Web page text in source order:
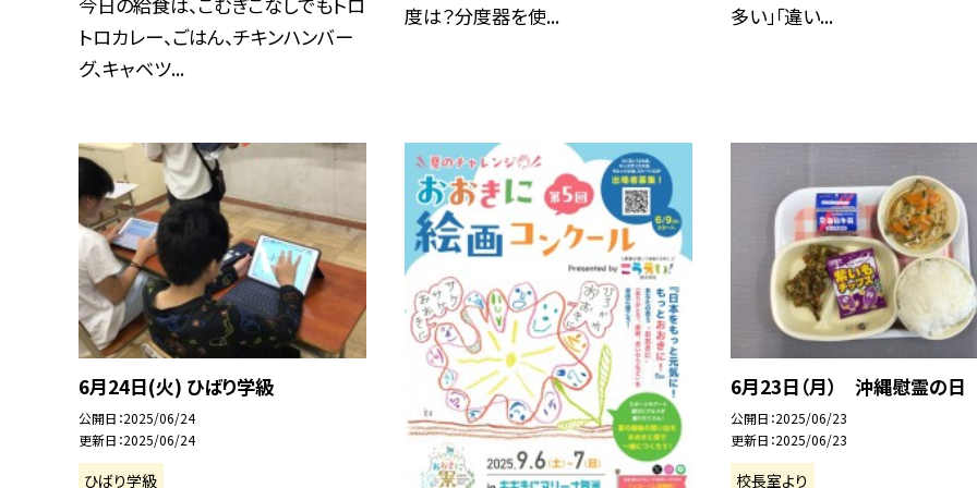
トロカレー、ごはん、チキンハンバー
グ、キャベツ...
度は？分度器を使... 多い」「違い...
6月24日(火) ひばり学級
公開日 2025/06/24
更新日 2025/06/24
ひばり学級
6月23日（月） 沖縄慰霊の日
公開日 2025/06/23
更新日 2025/06/23
校長室より